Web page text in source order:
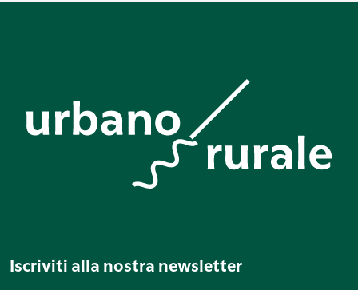
Iscriviti alla nostra newsletter